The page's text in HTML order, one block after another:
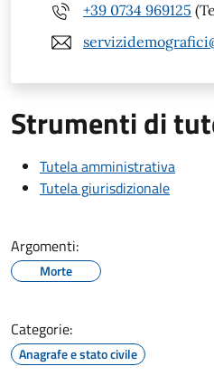
+39 0734 969125
Strumenti di
Tutela amministrativa
Tutela giurisdizionale
Argomenti:
Morte
Categorie:
Anagrafe e stato civile